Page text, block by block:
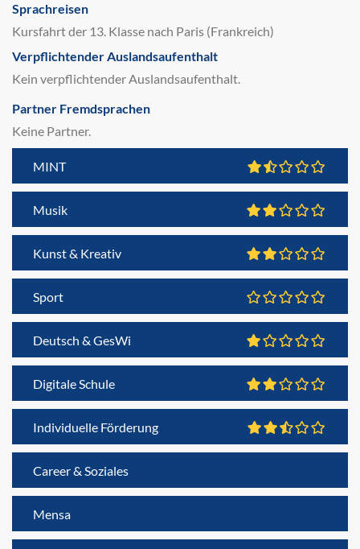
Sprachreisen
Kursfahrt der 13. Klasse nach Paris (Frankreich)
Verpflichtender Auslandsaufenthalt
Kein verpflichtender Auslandsaufenthalt.
Partner Fremdsprachen
Keine Partner.
MINT
Musik
Kunst & Kreativ
Sport
Deutsch & GesWi
Digitale Schule
Individuelle Förderung
Career & Soziales
Mensa